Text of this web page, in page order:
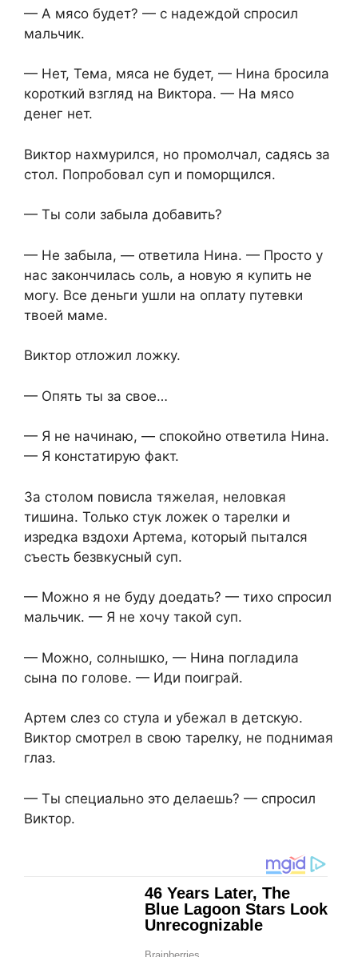
— А мясо будет? — с надеждой спросил
мальчик.
— Нет, Тема, мяса не будет, — Нина бросила
короткий взгляд на Виктора. — На мясо
денег нет.
Виктор нахмурился, но промолчал, садясь за
стол. Попробовал суп и поморщился.
— Ты соли забыла добавить?
— Не забыла, — ответила Нина. — Просто у
нас закончилась соль, а новую я купить не
могу. Все деньги ушли на оплату путевки
твоей маме.
Виктор отложил ложку.
— Опять ты за свое…
— Я не начинаю, — спокойно ответила Нина.
— Я констатирую факт.
За столом повисла тяжелая, неловкая
тишина. Только стук ложек о тарелки и
изредка вздохи Артема, который пытался
съесть безвкусный суп.
— Можно я не буду доедать? — тихо спросил
мальчик. — Я не хочу такой суп.
— Можно, солнышко, — Нина погладила
сына по голове. — Иди поиграй.
Артем слез со стула и убежал в детскую.
Виктор смотрел в свою тарелку, не поднимая
глаз.
— Ты специально это делаешь? — спросил
Виктор.